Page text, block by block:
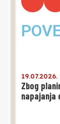
Zbog
napajanja